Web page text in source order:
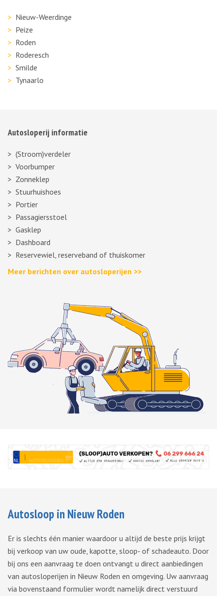
Nieuw-Weerdinge
Peize
Roden
Roderesch
Smilde
Tynaarlo
Autosloperij informatie
(Stroom)verdeler
Voorbumper
Zonneklep
Stuurhuishoes
Portier
Passagiersstoel
Gasklep
Dashboard
Reservewiel, reserveband of thuiskomer
Meer berichten over autosloperijen >>
Autosloop in Nieuw Roden
Er is slechts één manier waardoor u altijd de beste prijs krijgt
bij verkoop van uw oude, kapotte, sloop- of schadeauto. Door
bij ons een aanvraag te doen ontvangt u direct aanbiedingen
van autosloperijen in Nieuw Roden en omgeving. Uw aanvraag
via bovenstaand formulier wordt namelijk direct verstuurd